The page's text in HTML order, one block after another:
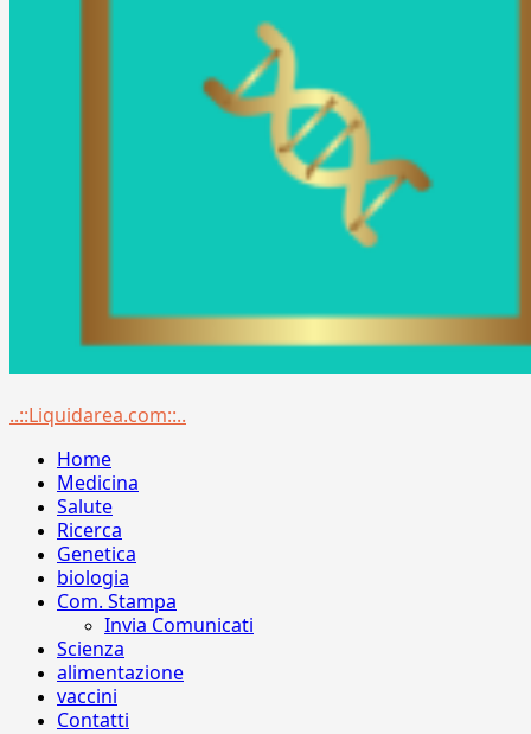
Menu
..::Liquidarea.com::..
Home
Medicina
Salute
Ricerca
Genetica
biologia
Com. Stampa
Invia Comunicati
Scienza
alimentazione
vaccini
Contatti